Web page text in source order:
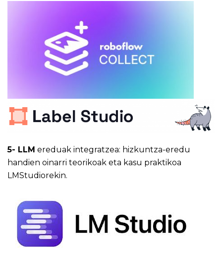
5- LLM ereduak integratzea: hizkuntza-eredu
handien oinarri teorikoak eta kasu praktikoa
LMStudiorekin.